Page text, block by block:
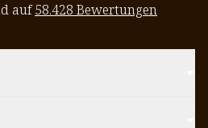
auf58.428 Bewertungen